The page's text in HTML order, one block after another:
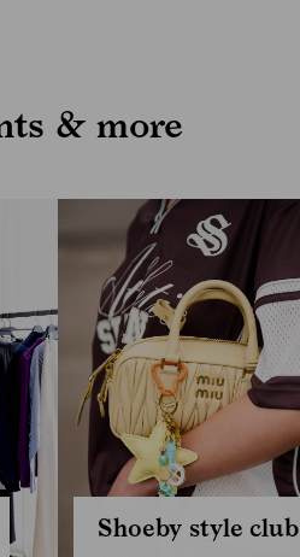
& more
Shoeby style club